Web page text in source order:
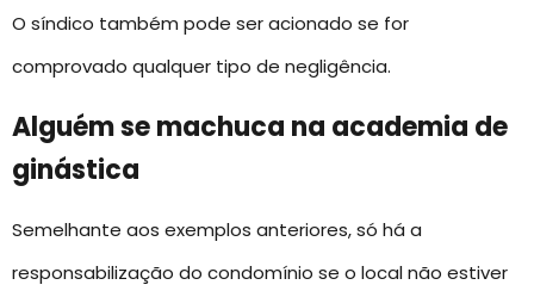
O síndico também pode ser acionado se for
comprovado qualquer tipo de negligência.
Alguém se machuca na academia de
ginástica
Semelhante aos exemplos anteriores, só há a
responsabilização do condomínio se o local não estiver